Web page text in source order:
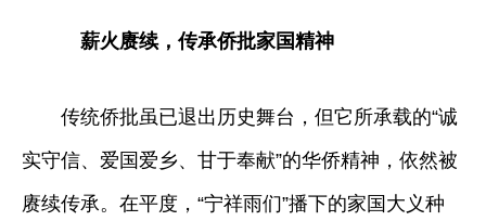
薪火赓续，传承侨批家国精神
传统侨批虽已退出历史舞台，但它所承载的“诚
实守信、爱国爱乡、甘于奉献”的华侨精神，依然被
赓续传承。在平度，“宁祥雨们”播下的家国大义种